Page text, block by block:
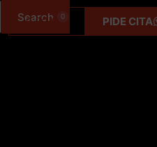
0,00€ 0 PIDE CITA